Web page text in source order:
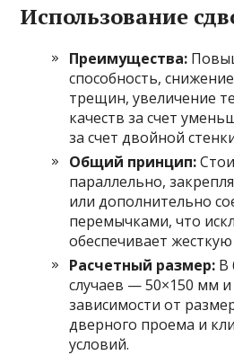
Использование
Преимущества:
способность,
трещин, увеличение
качеств за счет
за счет двойной
Общий принцип:
параллельно,
или дополнительно
перемычками, что
обеспечивает
Расчетный размер: В
случаев — 50×150 мм и
зависимости от
дверного проема и
условий.